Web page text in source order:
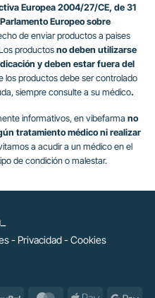
Europea 2004/27/CE, de 31
Europeo sobre
de enviar productos a paises
productos no deben utilizarse
y deben estar fuera del
los productos debe ser controlado
siempre consulte a su médico.
informativos, en vibefarma no
tratamiento médico ni realizar
a acudir a un médico en el
de condición o malestar.
- Privacidad-Cookies